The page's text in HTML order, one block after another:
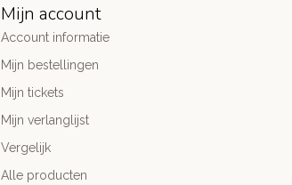
Mijn account
Account informatie
Mijn bestellingen
Mijn tickets
Mijn verlanglijst
Vergelijk
Alle producten